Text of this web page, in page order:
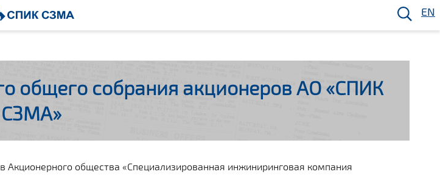
EN
общего собрания акционеров АО «СПИК
СЗМА»
Акционерного общества «Специализированная инжиниринговая компания